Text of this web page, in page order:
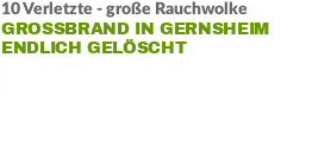
10 Verletzte - große Rauchwolke
GROSSBRAND IN GERNSHEIM E
NDLICH GELÖSCHT